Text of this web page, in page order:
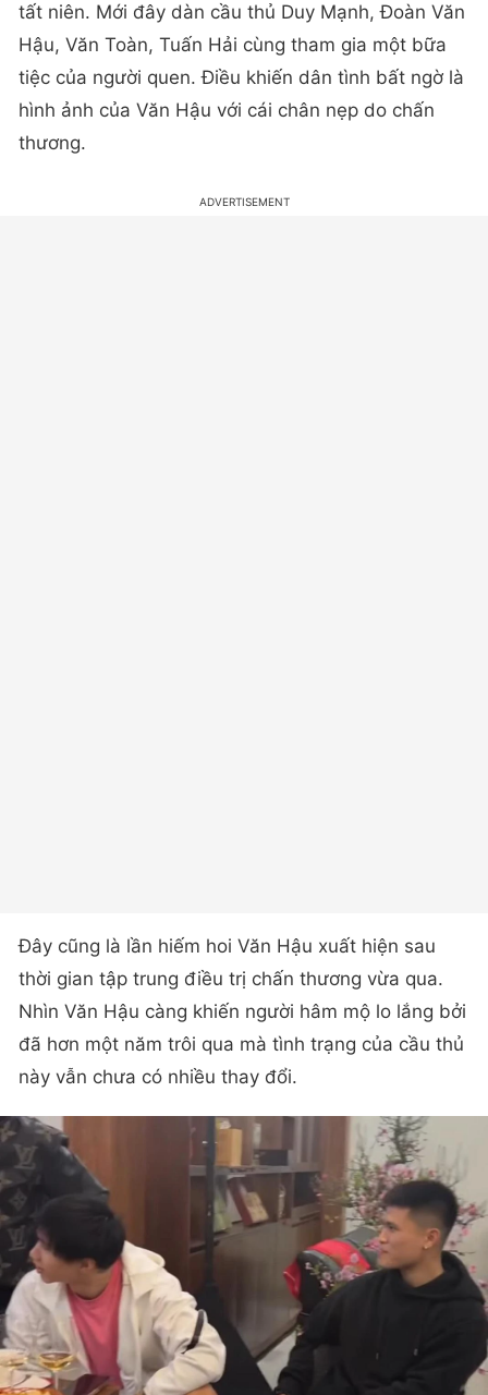
tất niên. Mới đây dàn cầu thủ Duy Mạnh, Đoàn Văn
Hậu, Văn Toàn, Tuấn Hải cùng tham gia một bữa
tiệc của người quen. Điều khiến dân tình bất ngờ là
hình ảnh của Văn Hậu với cái chân nẹp do chấn
thương.
Đây cũng là lần hiếm hoi Văn Hậu xuất hiện sau
thời gian tập trung điều trị chấn thương vừa qua.
Nhìn Văn Hậu càng khiến người hâm mộ lo lắng bởi
đã hơn một năm trôi qua mà tình trạng của cầu thủ
này vẫn chưa có nhiều thay đổi.